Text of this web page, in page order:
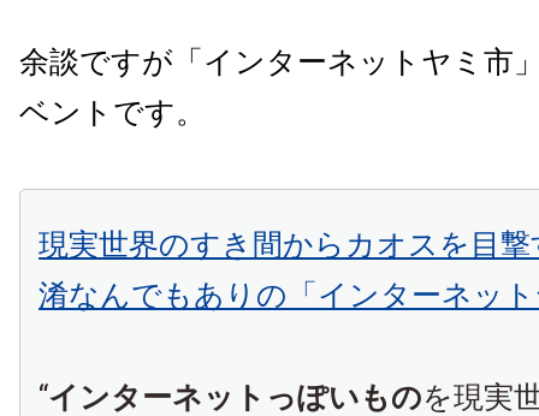
余談ですが「インターネットヤミ市
ベントです。
現実世界のすき間からカオスを目
淆なんでもありの「インターネッ
“インターネットっぽいものを現実